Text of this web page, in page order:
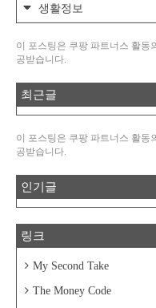
생활정보
이 포스팅은 쿠팡 파트너스 활동
공받습니다.
최근글
이 포스팅은 쿠팡 파트너스 활동
공받습니다.
인기글
링크
My Second Take
The Money Code